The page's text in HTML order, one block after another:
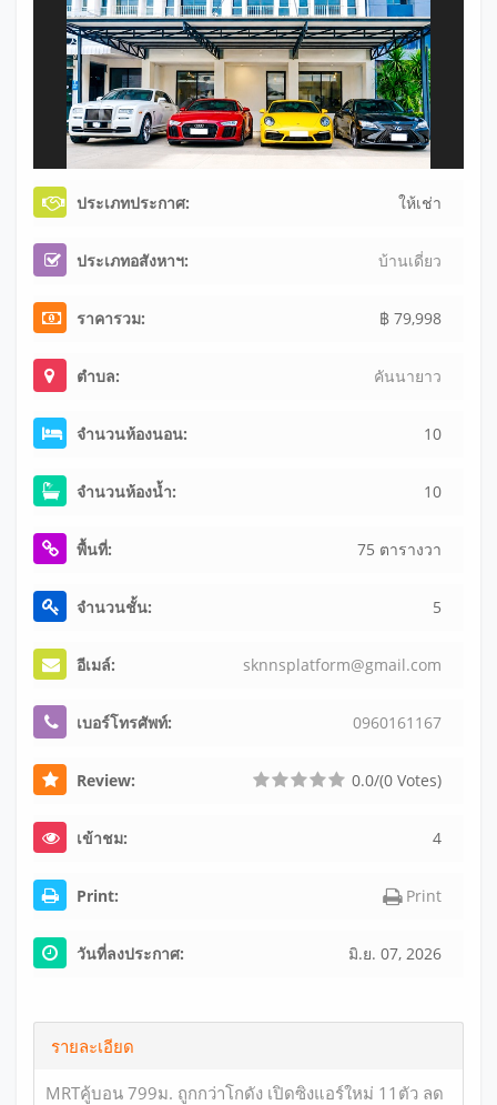
ประเภทประกาศ: ให้เช่า
ประเภทอสังหาฯ: บ้านเดี่ยว
ราคารวม: ฿ 79,998
ตำบล: คันนายาว
จำนวนห้องนอน: 10
จำนวนห้องน้ำ: 10
พื้นที่: 75 ตารางวา
จำนวนชั้น: 5
อีเมล์: sknnsplatform@gmail.com
เบอร์โทรศัพท์: 09601 61 1 67
Review: 0.0/(0 Votes)
เข้าชม: 4
Print: Print
วันที่ลงประกาศ: มิ.ย. 07, 2026
รายละเอียด
MRTคู้บอน 799ม. ถูกกว่าโกดัง เปิดซิงแอร์ใหม่ 11ตัว ลด